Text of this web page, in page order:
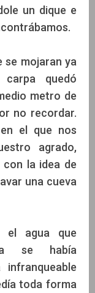
un dique e
se mojaran ya
quedó
metro de
no recordar.
el que nos
agrado,
la idea de
una cueva
el agua que
se había
toda forma